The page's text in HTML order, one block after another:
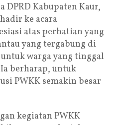
DPRD Kabupaten Kaur,
ke acara
atas perhatian yang
yang tergabung di
warga yang tinggal
berharap, untuk
PWKK semakin besar
kegiatan PWKK